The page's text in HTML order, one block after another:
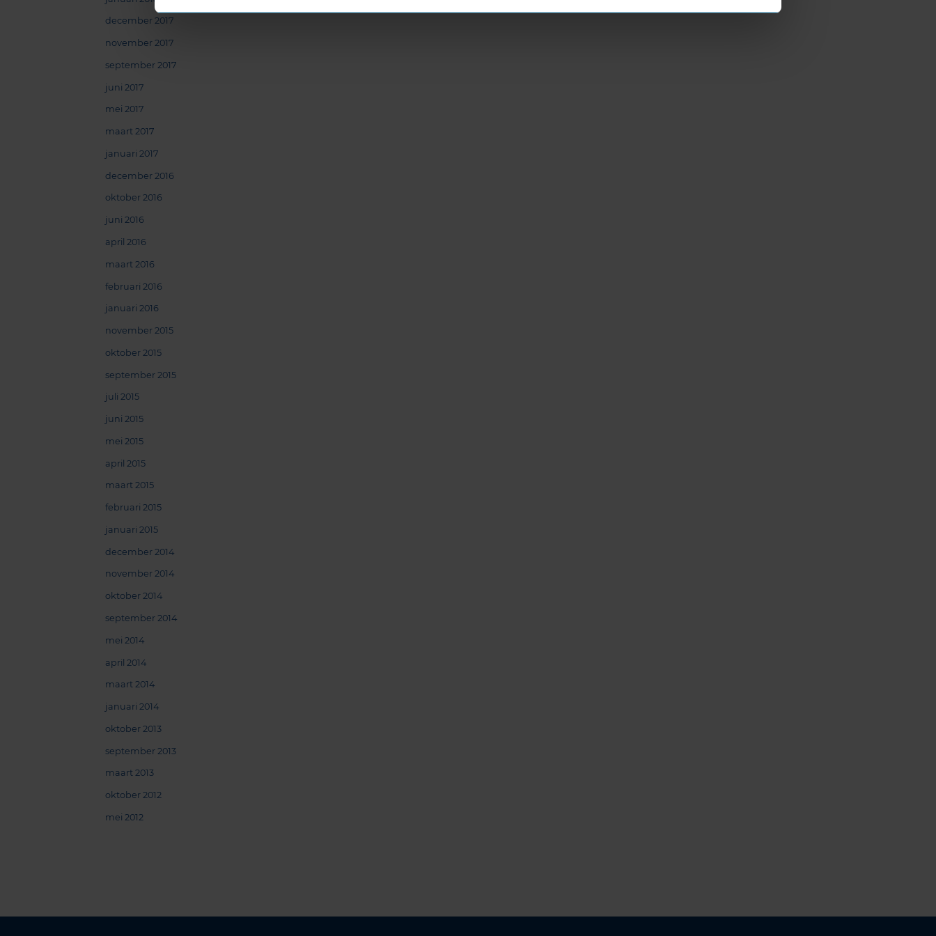
december 2017
november 2017
september 2017
juni 2017
mei 2017
maart 2017
januari 2017
december 2016
oktober 2016
juni 2016
april 2016
maart 2016
februari 2016
januari 2016
november 2015
oktober 2015
september 2015
juli 2015
juni 2015
mei 2015
april 2015
maart 2015
februari 2015
januari 2015
december 2014
november 2014
oktober 2014
september 2014
mei 2014
april 2014
maart 2014
januari 2014
oktober 2013
september 2013
maart 2013
oktober 2012
mei 2012